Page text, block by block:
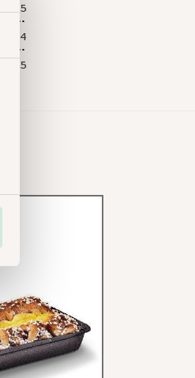
2,5
6,4
0,5